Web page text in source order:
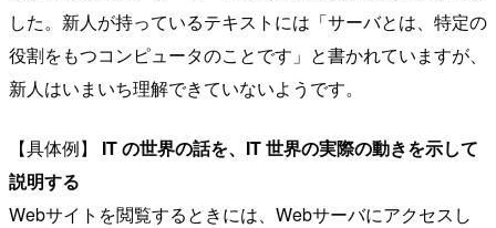
した。新人が持っているテキストには「サーバとは、特定の
役割をもつコンピュータのことです」と書かれていますが、
新人はいまいち理解できていないようです。
【具体例】 IT の世界の話を、IT 世界の実際の動きを示して
説明する
Webサイトを閲覧するときには、Webサーバにアクセスし